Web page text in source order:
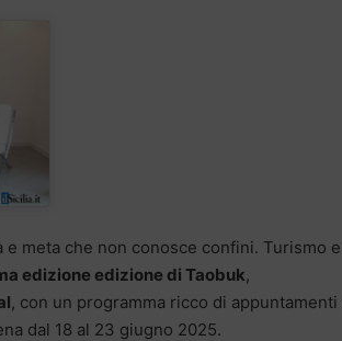
meta che non conosce confini. Turismo
edizione edizione di Taobuk,
, con un programma ricco di
dal 18 al 23 giugno 2025.